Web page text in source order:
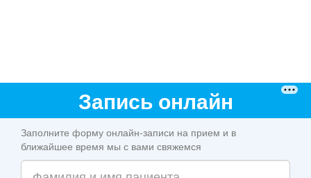
Запись онлайн
Заполните форму онлайн-записи на прием и в
ближайшее время мы с вами свяжемся